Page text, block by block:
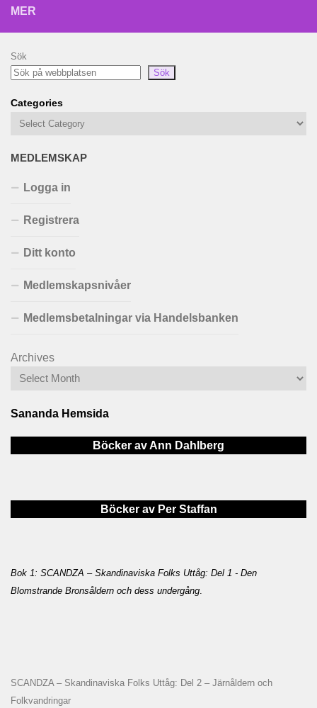
MER
Sök
Sök
Categories
MEDLEMSKAP
Logga in
Registrera
Ditt konto
Medlemskapsnivåer
Medlemsbetalningar via Handelsbanken
Archives
Sananda Hemsida
Böcker av Ann Dahlberg
Böcker av Per Staffan
Bok 1: SCANDZA – Skandinaviska Folks Uttåg: Del 1 - Den
Blomstrande Bronsåldern och dess undergång
SCANDZA – Skandinaviska Folks Uttåg: Del 2 – Järnåldern och
Folkvandringar